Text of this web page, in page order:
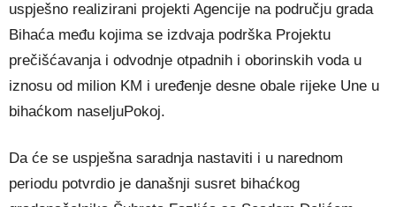
uspješno realizirani projekti Agencije na području grada
Bihaća među kojima se izdvaja podrška Projektu
prečišćavanja i odvodnje otpadnih i oborinskih voda u
iznosu od milion KM i uređenje desne obale rijeke Une u
bihaćkom naseljuPokoj.
Da će se uspješna saradnja nastaviti i u narednom
periodu potvrdio je današnji susret bihaćkog